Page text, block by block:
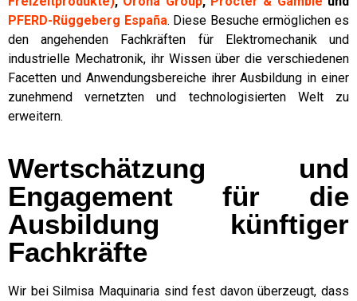
PFERD-Rüggeberg España. Diese Besuche ermöglichen es
den angehenden Fachkräften für Elektromechanik und
industrielle Mechatronik, ihr Wissen über die verschiedenen
Facetten und Anwendungsbereiche ihrer Ausbildung in einer
zunehmend vernetzten und technologisierten Welt zu
erweitern.
Wertschätzung und
Engagement für die
Ausbildung künftiger
Fachkräfte
Wir bei Silmisa Maquinaria sind fest davon überzeugt, dass